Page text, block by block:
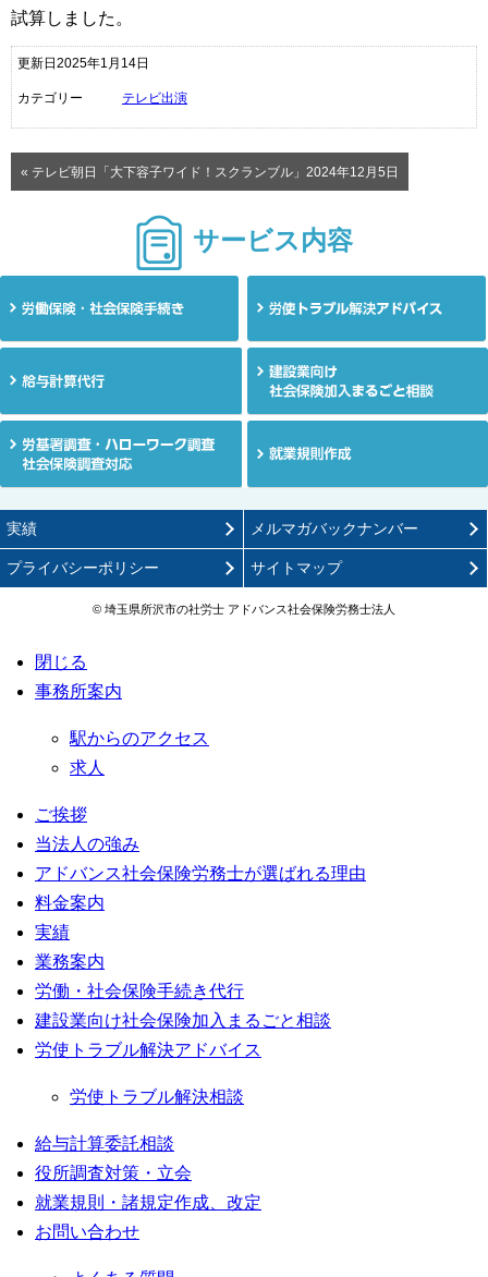
試算しました。
更新日2025年1月14日
カテゴリー テレビ出演
« テレビ朝日「大下容子ワイド！スクランブル」2024年12月5日
サービス内容
お電
実績 メルマガバックナンバー
プライバシーポリシー サイトマップ
© 埼玉県所沢市の社労士 アドバンス社会保険労務士法人
閉じる
事務所案内
駅からのアクセス
求人
ご挨拶
当法人の強み
アドバンス社会保険労務士が選ばれる理由
料金案内
実績
業務案内
労働・社会保険手続き代行
建設業向け社会保険加入まるごと相談
労使トラブル解決アドバイス
労使トラブル解決相談
給与計算委託相談
役所調査対策・立会
就業規則・諸規定作成、改定
お問い合わせ